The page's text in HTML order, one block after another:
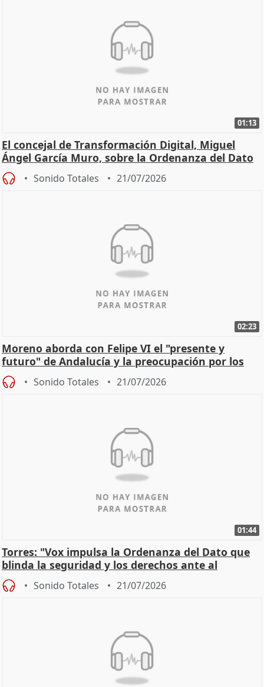
01:13
El concejal de Transformación Digital, Miguel
Ángel García Muro, sobre la Ordenanza del Dato
Sonido Totales 21/07/2026
02:23
Moreno aborda con Felipe VI el "presente y
futuro" de Andalucía y la preocupación por los
incendios
Sonido Totales 21/07/2026
01:44
Torres: "Vox impulsa la Ordenanza del Dato que
blinda la seguridad y los derechos ante al
control"
Sonido Totales 21/07/2026